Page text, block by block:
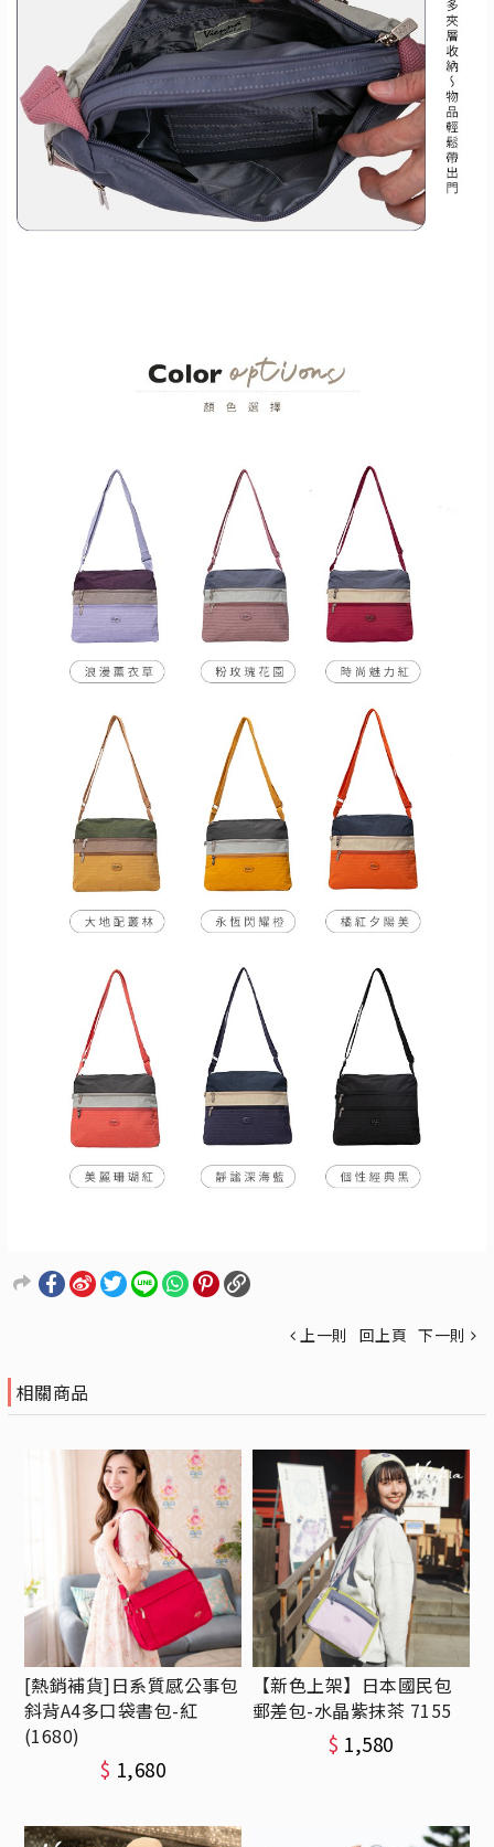
上一則 回上頁 下一則
相關商品
[熱銷補貨]日系質感公事包
斜背A4多口袋書包-紅
(1680)
$ 1,680
【新色上架】日本國民包
郵差包-水晶紫抹茶 7155
$ 1,580